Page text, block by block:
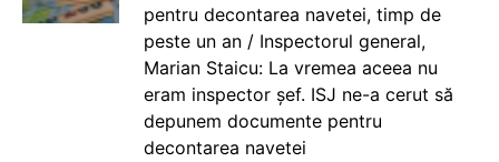
pentru decontarea navetei, timp de
peste un an / Inspectorul general,
Marian Staicu: La vremea aceea nu
eram inspector șef. ISJ ne-a cerut să
depunem documente pentru
decontarea navetei